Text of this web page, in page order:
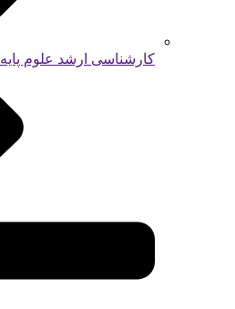
کارشناسی ارشد علوم پایه